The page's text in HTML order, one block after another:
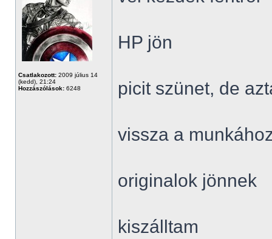
Csatlakozott: 2009 július 14
(kedd), 21:24
Hozzászólások: 6248
HP jön
picit szünet, de
vissza a
originalok jönnek
kiszálltam